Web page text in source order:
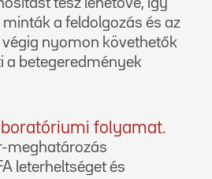
tesz lehetővé, így
a feldolgozás és az
nyomon követhetők
a betegeredmények
folyamat.
meghatározás
leterheltséget és